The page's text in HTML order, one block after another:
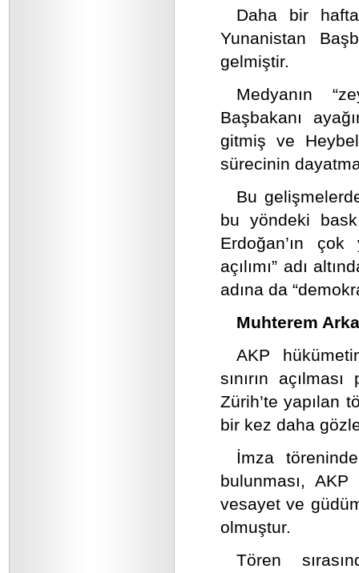
Daha bir
Yunanistan
gelmiştir.
Medyanın
Başbakanı
gitmiş ve
sürecinin
Bu
bu yöndeki
Erdoğan’ın çok
açılımı” adı
adına da
Muhterem
AKP
sınırın
Zürih’te yapılan
bir kez daha
İmza
bulunması, AKP
vesayet ve
olmuştur.
Tören